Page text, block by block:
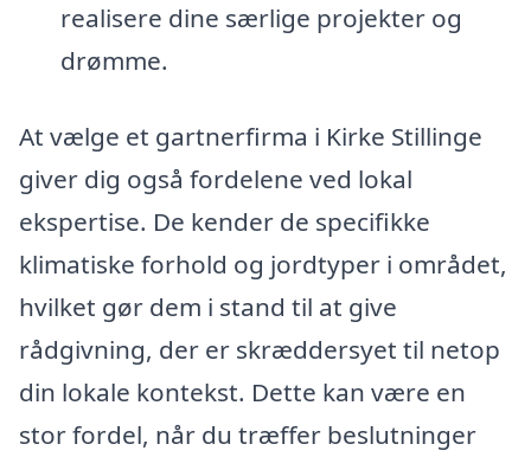
realisere dine særlige projekter og
drømme.
At vælge et gartnerfirma i Kirke Stillinge
giver dig også fordelene ved lokal
ekspertise. De kender de specifikke
klimatiske forhold og jordtyper i området,
hvilket gør dem i stand til at give
rådgivning, der er skræddersyet til netop
din lokale kontekst. Dette kan være en
stor fordel, når du træffer beslutninger